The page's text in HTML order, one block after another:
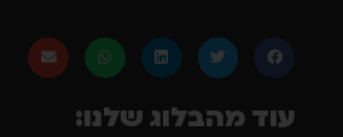
עוד מהבלוג שלנו: